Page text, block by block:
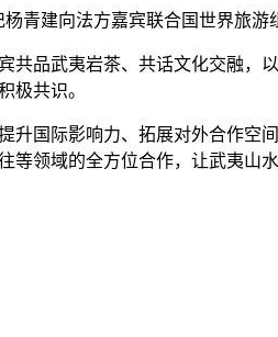
青建向法方嘉宾联合国世界旅游
共品武夷岩茶、共话文化交融
极共识。
升国际影响力、拓展对外合作
等领域的全方位合作，让武夷山